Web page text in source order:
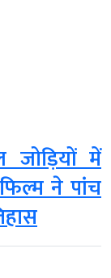
में
ने पांच